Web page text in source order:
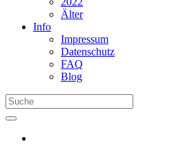
Älter
Info
Impressum
Datenschutz
FAQ
Blog